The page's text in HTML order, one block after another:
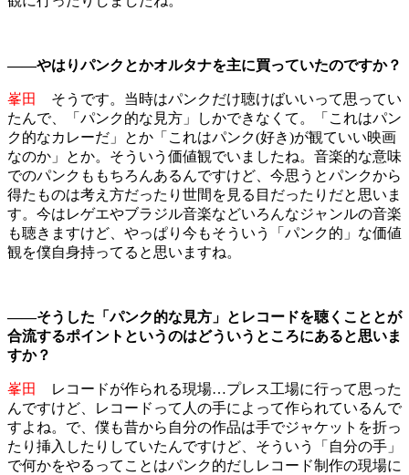
――やはりパンクとかオルタナを主に買っていたのですか？
峯田
そうです。当時はパンクだけ聴けばいいって思ってい
たんで、「パンク的な見方」しかできなくて。「これはパン
ク的なカレーだ」とか「これはパンク(好き)が観ていい映画
なのか」とか。そういう価値観でいましたね。音楽的な意味
でのパンクももちろんあるんですけど、今思うとパンクから
得たものは考え方だったり世間を見る目だったりだと思いま
す。今はレゲエやブラジル音楽などいろんなジャンルの音楽
も聴きますけど、やっぱり今もそういう「パンク的」な価値
観を僕自身持ってると思いますね。
――そうした「パンク的な見方」とレコードを聴くこととが
合流するポイントというのはどういうところにあると思いま
すか？
峯田
レコードが作られる現場…プレス工場に行って思った
んですけど、レコードって人の手によって作られているんで
すよね。で、僕も昔から自分の作品は手でジャケットを折っ
たり挿入したりしていたんですけど、そういう「自分の手」
で何かをやるってことはパンク的だしレコード制作の現場に